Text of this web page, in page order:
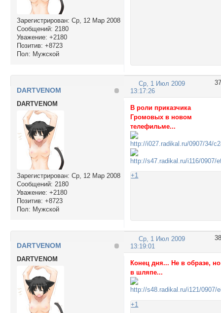
Зарегистрирован: Ср, 12 Мар 2008
Сообщений: 2180
Уважение: +2180
Позитив: +8723
Пол: Мужской
37
Ср, 1 Июл 2009
13:17:26
DARTVENOM
DARTVENOM
Зарегистрирован: Ср, 12 Мар 2008
Сообщений: 2180
Уважение: +2180
Позитив: +8723
Пол: Мужской
В роли приказчика
Громовых в новом
телефильме...
+1
38
Ср, 1 Июл 2009
13:19:01
DARTVENOM
DARTVENOM
Конец дня... Не в образе, но
в шляпе...
+1